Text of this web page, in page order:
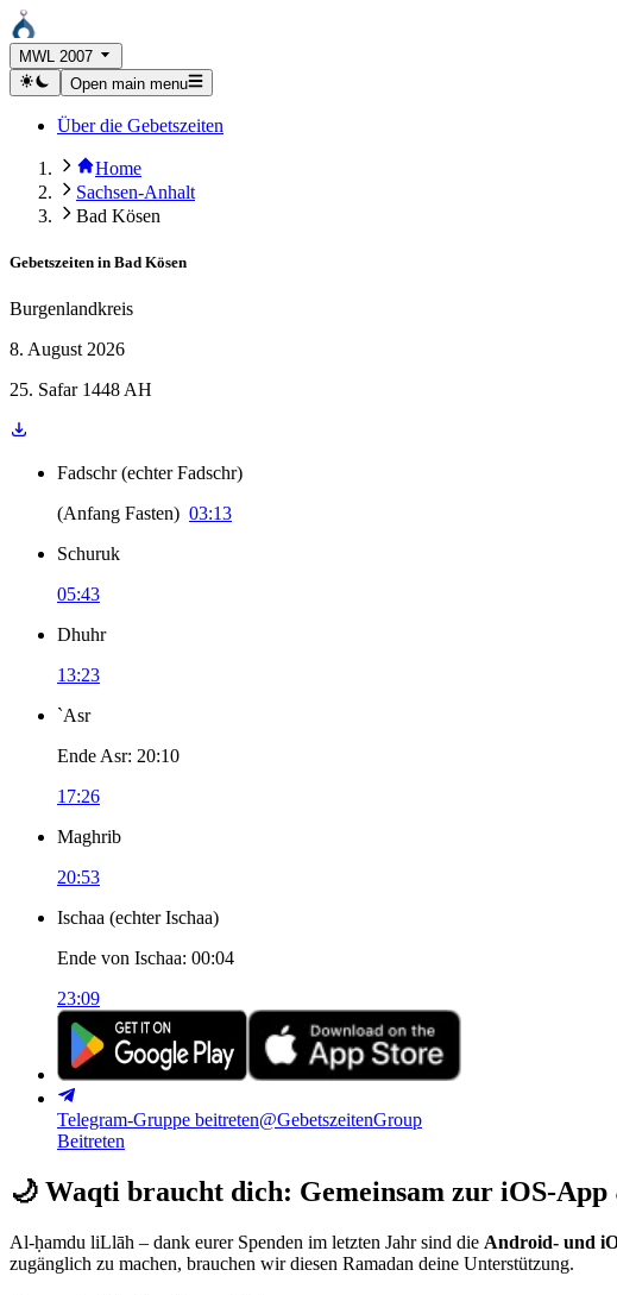
MWL 2007
Open main menu
Über die Gebetszeiten
Home
Sachsen-Anhalt
Bad Kösen
Gebetszeiten in Bad Kösen
Burgenlandkreis
8. August 2026
25. Safar 1448 AH
Fadschr (echter Fadschr)
(Anfang Fasten) 03:13
Schuruk
05:43
Dhuhr
13:23
`Asr
Ende Asr: 20:10
17:26
Maghrib
20:53
Ischaa (echter Ischaa)
Ende von Ischaa: 00:04
23:09
Telegram-Gruppe beitreten@GebetszeitenGroup
Beitreten
🌙 Waqti braucht dich: Gemeinsam zur iOS-App
Al-ḥamdu liLlāh – dank eurer Spenden im letzten Jahr sind die Android- und
zugänglich zu machen, brauchen wir diesen Ramadan deine Unterstützung.